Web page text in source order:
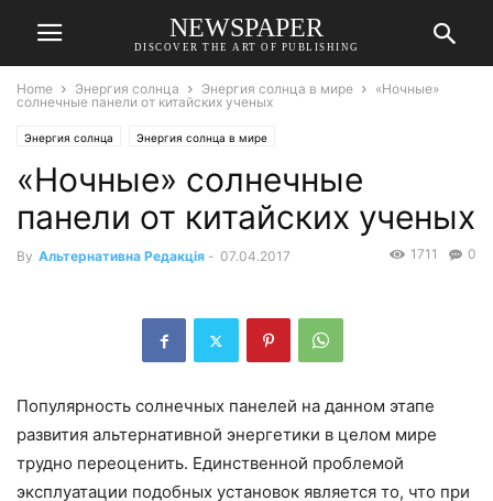
NEWSPAPER
DISCOVER THE ART OF PUBLISHING
Home Энергия солнца Энергия солнца в мире
«Ночные»
солнечные панели от китайских ученых
Энергия солнца Энергия солнца в мире
«Ночные» солнечные
панели от китайских ученых
By Альтернативна Редакція - 07.04.2017 0
1711
Популярность солнечных панелей на данном этапе
развития альтернативной энергетики в целом мире
трудно переоценить. Единственной проблемой
эксплуатации подобных установок является то, что при